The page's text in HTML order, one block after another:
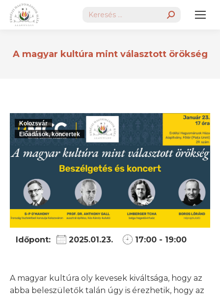
Search:
A magyar kultúra mint választott örökség
Kolozsvár
Előadások, koncertek
Időpont: 2025.01.23. 17:00 - 19:00
A magyar kultúra oly kevesek kiváltsága, hogy az
abba beleszületők talán úgy is érezhetik, hogy az